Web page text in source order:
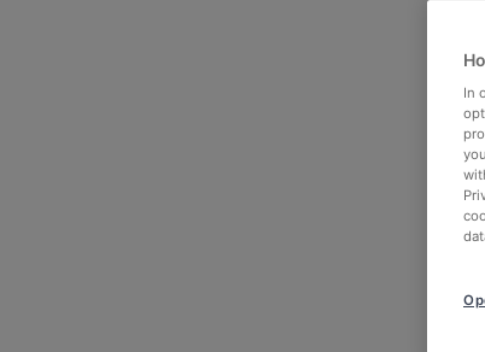
In